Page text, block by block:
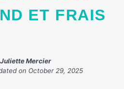
ET FRAIS
Juliette Mercier
on October 29, 2025